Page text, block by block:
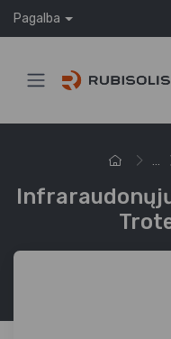
Pagalba
...